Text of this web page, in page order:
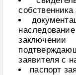
собственника
заявителя с
паспорт